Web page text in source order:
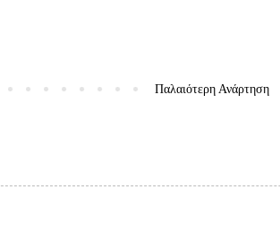
Παλαιότερη Ανάρτηση